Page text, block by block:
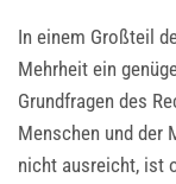
In einem Großteil
Mehrheit ein
Grundfragen des
Menschen und der
nicht ausreicht, ist